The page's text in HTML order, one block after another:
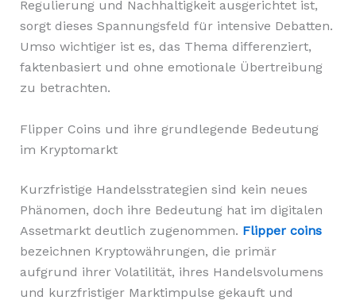
Regulierung und Nachhaltigkeit ausgerichtet ist,
sorgt dieses Spannungsfeld für intensive Debatten.
Umso wichtiger ist es, das Thema differenziert,
faktenbasiert und ohne emotionale Übertreibung
zu betrachten.
Flipper Coins und ihre grundlegende Bedeutung
im Kryptomarkt
Kurzfristige Handelsstrategien sind kein neues
Phänomen, doch ihre Bedeutung hat im digitalen
Assetmarkt deutlich zugenommen. Flipper coins
bezeichnen Kryptowährungen, die primär
aufgrund ihrer Volatilität, ihres Handelsvolumens
und kurzfristiger Marktimpulse gekauft und